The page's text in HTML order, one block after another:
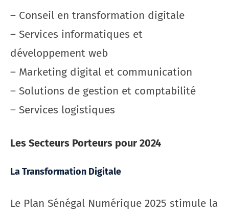
– Conseil en transformation digitale
– Services informatiques et
développement web
– Marketing digital et communication
– Solutions de gestion et comptabilité
– Services logistiques
Les Secteurs Porteurs pour 2024
La Transformation Digitale
Le Plan Sénégal Numérique 2025 stimule la